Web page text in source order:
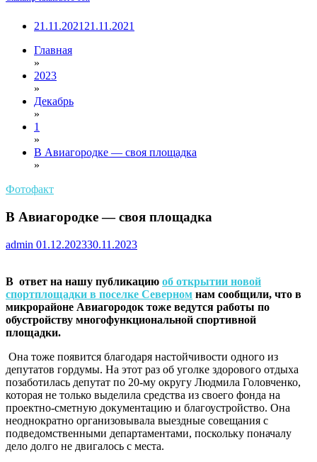
21.11.2021 21.11.2021
Главная
»
2023
»
Декабрь
»
1
»
В Авиагородке — своя площадка
»
Фотофакт
В Авиагородке — своя площадка
admin 01.12.202330.11.2023
В ответ на нашу публикацию об открытии новой
спортплощадки в поселке Северном нам сообщили, что в
микрорайоне Авиагородок тоже ведутся работы по
обустройству многофункциональной спортивной
площадки.
Она тоже появится благодаря настойчивости одного из
депутатов гордумы. На этот раз об уголке здорового отдыха
позаботилась депутат по 20-му округу Людмила Головченко,
которая не только выделила средства из своего фонда на
проектно-сметную документацию и благоустройство. Она
неоднократно организовывала выездные совещания с
подведомственными департаментами, поскольку поначалу
дело долго не двигалось с места.